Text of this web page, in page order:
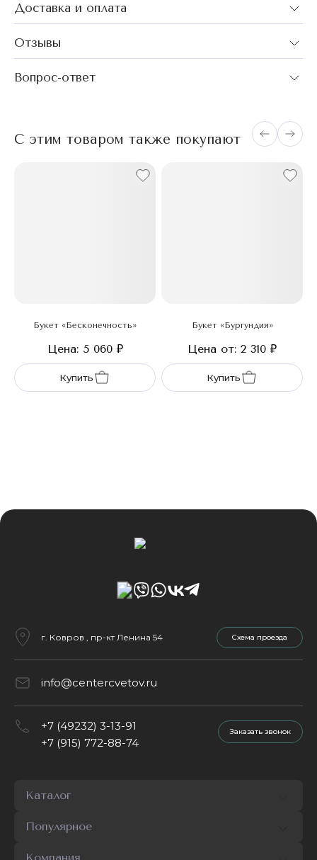
Доставка и оплата
Отзывы
Вопрос-ответ
С этим товаром также покупают
Букет «Бесконечность»
Цена: 5 060 ₽
Купить
Букет «Бургундия»
Цена от: 2 310 ₽
Купить
г. Ковров , пр-кт Ленина 54 Cхема проезда
info@centercvetov.ru
+7 (49232) 3-13-91
+7 (915) 772-88-74
Заказать звонок
Каталог
Популярное